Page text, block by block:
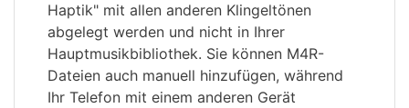
Haptik" mit allen anderen Klingeltönen
abgelegt werden und nicht in Ihrer
Hauptmusikbibliothek. Sie können M4R-
Dateien auch manuell hinzufügen, während
Ihr Telefon mit einem anderen Gerät